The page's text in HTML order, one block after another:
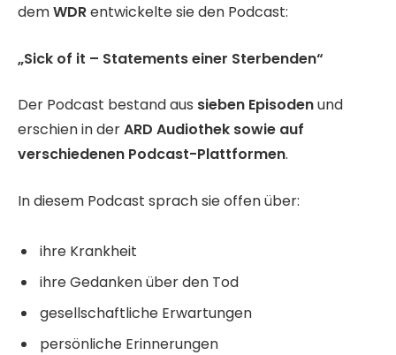
demWDRentwickelte sie den Podcast:
„Sick of it – Statements einer Sterbenden“
Der Podcast bestand aus sieben Episodenund
erschien in derARD Audiothek sowie auf
verschiedenen Podcast-Plattformen.
In diesem Podcast sprach sie offen über:
ihre Krankheit
ihre Gedanken über den Tod
gesellschaftliche Erwartungen
persönliche Erinnerungen